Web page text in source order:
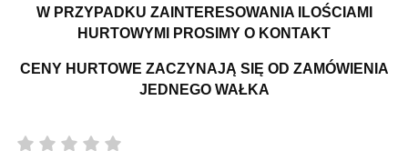
W PRZYPADKU ZAINTERESOWANIA ILOŚCIAMI
HURTOWYMI PROSIMY O KONTAKT
CENY HURTOWE ZACZYNAJĄ SIĘ OD ZAMÓWIENIA
JEDNEGO WAŁKA